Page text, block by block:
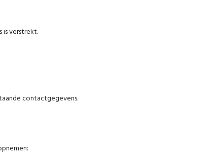
verstrekt.
contactgegevens.